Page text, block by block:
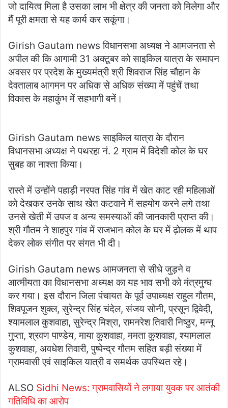
जो दायित्व मिला है उसका लाभ भी क्षेत्र की जनता को मिलेगा और
मैं पूरी क्षमता से यह कार्य कर सकूंगा।
Girish Gautam news विधानसभा अध्यक्ष ने आमजनता से
अपील की कि आगामी 31 अक्टूबर को साइकिल यात्रा के समापन
अवसर पर प्रदेश के मुख्यमंत्री श्री शिवराज सिंह चौहान के
देवतालाब आगमन पर अधिक से अधिक संख्या में पहुंचें तथा
विकास के महाकुंभ में सहभागी बनें।
Girish Gautam news साइकिल यात्रा के दौरान
विधानसभा अध्यक्ष ने पथरहा नं. 2 ग्राम में विदेशी कोल के घर
सुबह का नाश्ता किया।
रास्ते में उन्होंने पहाड़ी नरपत सिंह गांव में खेत काट रही महिलाओं
को देखकर उनके साथ खेत कटवाने में सहयोग करने लगे तथा
उनसे खेती में उपज व अन्य समस्याओं की जानकारी प्राप्त की।
श्री गौतम ने शाहपुर गांव में राजभान कोल के घर में ढ़ोलक में थाप
देकर लोक संगीत पर संगत भी दी।
Girish Gautam news आमजनता से सीधे जुड़ने व
आत्मीयता का विधानसभा अध्यक्ष का यह भाव सभी को मंत्रमुग्घ
कर गया। इस दौरान जिला पंचायत के पूर्व उपाध्यक्ष राहुल गौतम,
शिवपूजन शुक्ल, सुरेन्द्र सिंह चंदेल, संजय सोनी, प्रसून द्विवेदी,
श्यामलाल कुशवाहा, सुरेन्द्र मिश्रा, रामनरेश तिवारी निष्ठुर, मन्नू
गुप्ता, श्रवण पाण्डेय, माया कुशवाहा, ममता कुशवाहा, श्यामलाल
कुशवाहा, अवधेश तिवारी, पुष्पेन्द्र गौतम सहित बड़ी संख्या में
ग्रामवासी एवं साइकिल यात्री व समर्थक उपस्थित रहे।
ALSO Sidhi News: ग्रामवासियों ने लगाया युवक पर आतंकी
गतिविधि का आरोप